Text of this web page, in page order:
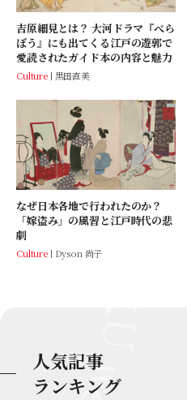
吉原細見とは？ 大河ドラマ『べら
ぼう』にも出てくる江戸の遊郭で
愛読されたガイド本の内容と魅力
Culture 黒田直美
なぜ日本各地で行われたのか？
「嫁盗み」の風習と江戸時代の悲
劇
Culture Dyson 尚子
人気記事
ランキング